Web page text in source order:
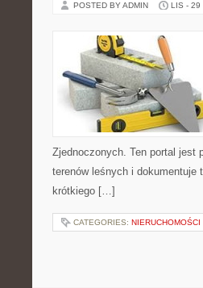
POSTED BY ADMIN LIS - 29
Zjednoczonych. Ten portal jest
terenów leśnych i
krótkiego […]
CATEGORIES: NIERUCHOMOŚCI